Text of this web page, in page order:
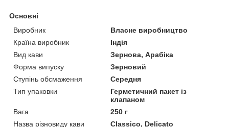
Основні
Виробник
Власне виробництво
Країна виробник
Індія
Вид кави
Зернова, Арабіка
Форма випуску
Зерновий
Ступінь обсмаження
Середня
Тип упаковки
Герметичний пакет із
клапаном
Вага
250 г
Назва різновиду кави
Classico, Delicato